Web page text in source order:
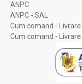
ANPC
ANPC - SAL
Cum comand - Livrare
Cum comand - Livrare